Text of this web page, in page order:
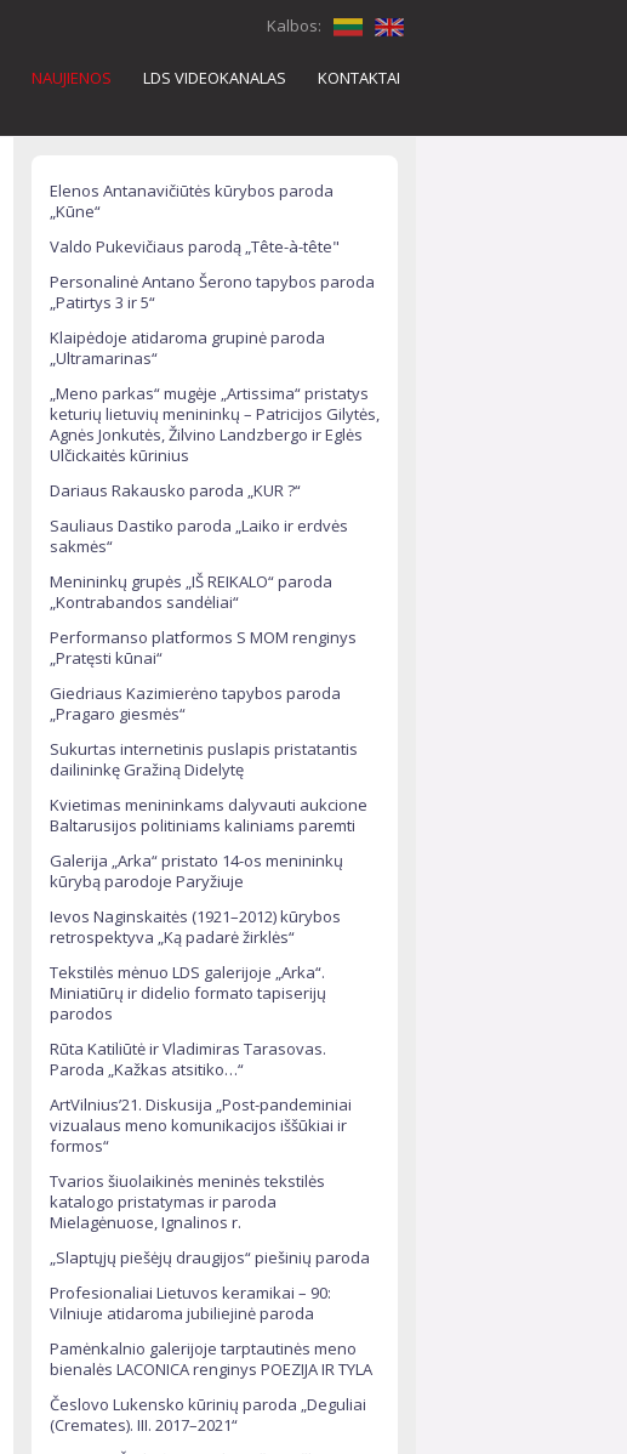
Kalbos:
NAUJIENOS LDS VIDEOKANALAS KONTAKTAI
Elenos Antanavičiūtės kūrybos paroda
„Kūne“
Valdo Pukevičiaus parodą „Tête-à-tête"
Personalinė Antano Šerono tapybos paroda
„Patirtys 3 ir 5“
Klaipėdoje atidaroma grupinė paroda
„Ultramarinas“
„Meno parkas“ mugėje „Artissima“ pristatys
keturių lietuvių menininkų – Patricijos Gilytės,
Agnės Jonkutės, Žilvino Landzbergo ir Eglės
Ulčickaitės kūrinius
Dariaus Rakausko paroda „KUR ?“
Sauliaus Dastiko paroda „Laiko ir erdvės
sakmės“
Menininkų grupės „IŠ REIKALO“ paroda
„Kontrabandos sandėliai“
Performanso platformos S MOM renginys
„Pratęsti kūnai“
Giedriaus Kazimierėno tapybos paroda
„Pragaro giesmės“
Sukurtas internetinis puslapis pristatantis
dailininkę Gražiną Didelytę
Kvietimas menininkams dalyvauti aukcione
Baltarusijos politiniams kaliniams paremti
Galerija „Arka“ pristato 14-os menininkų
kūrybą parodoje Paryžiuje
Ievos Naginskaitės (1921–2012) kūrybos
retrospektyva „Ką padarė žirklės“
Tekstilės mėnuo LDS galerijoje „Arka“.
Miniatiūrų ir didelio formato tapiserijų
parodos
Rūta Katiliūtė ir Vladimiras Tarasovas.
Paroda „Kažkas atsitiko…“
ArtVilnius’21. Diskusija „Post-pandeminiai
vizualaus meno komunikacijos iššūkiai ir
formos“
Tvarios šiuolaikinės meninės tekstilės
katalogo pristatymas ir paroda
Mielagėnuose, Ignalinos r.
„Slaptųjų piešėjų draugijos“ piešinių paroda
Profesionaliai Lietuvos keramikai – 90:
Vilniuje atidaroma jubiliejinė paroda
Pamėnkalnio galerijoje tarptautinės meno
bienalės LACONICA renginys POEZIJA IR TYLA
Česlovo Lukensko kūrinių paroda „Deguliai
(Cremates). III. 2017–2021“